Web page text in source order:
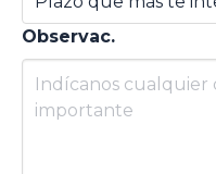
Observac.